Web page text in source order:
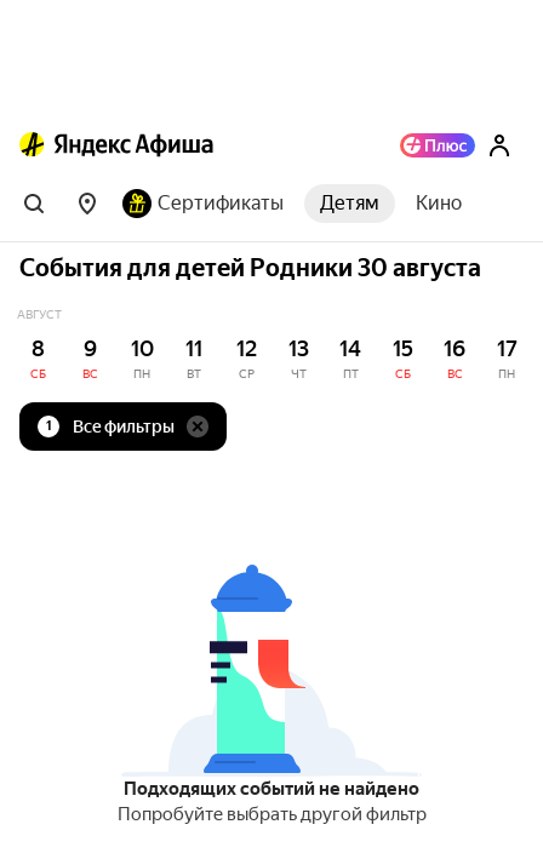
Сертификаты Детям Кино
События для детей Родники 30 августа
АВГУСТ
8
СБ
9
ВС
10
ПН
11
ВТ
12
СР
13
ЧТ
14
ПТ
15
СБ
16
ВС
17
ПН
1 Все фильтры
Подходящих событий не найдено
Попробуйте выбрать другой фильтр